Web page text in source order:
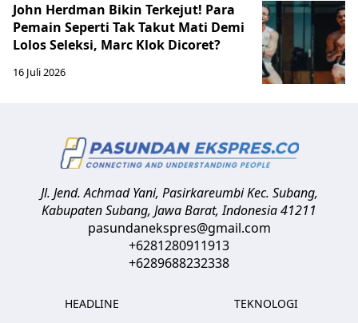
John Herdman Bikin Terkejut! Para
Pemain Seperti Tak Takut Mati Demi
Lolos Seleksi, Marc Klok Dicoret?
16 Juli 2026
Jl. Jend. Achmad Yani, Pasirkareumbi Kec. Subang,
Kabupaten Subang, Jawa Barat,Indonesia41211
pasundanekspres@gmail.com
+6281280911913
+6289688232338
HEADLINE
TEKNOLOGI